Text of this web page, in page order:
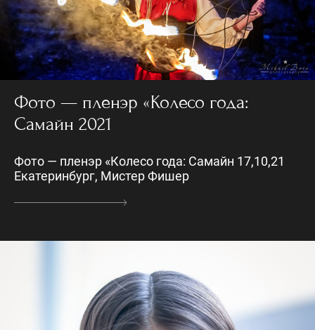
Фото — пленэр «Колесо года:
Самайн 2021
Фото — пленэр «Колесо года: Самайн 17,10,21
Екатеринбург, Мистер Фишер